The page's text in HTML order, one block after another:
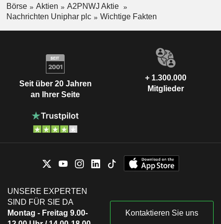
Börse Aktien
A2PNWJ Aktie
Nachrichten Uniphar plc
Wichtige Fakten
Seit über 20 Jahren
an Ihrer Seite
+ 1.300.000
Mitglieder
UNSERE EXPERTEN
SIND FÜR SIE DA
Montag - Freitag 9.00-
Kontaktieren Sie uns